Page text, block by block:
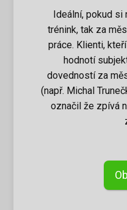
Ideální, pokud si
trénink, tak za
práce. Klienti,
hodnotí
dovedností za
(např. Michal
označil že zpívá